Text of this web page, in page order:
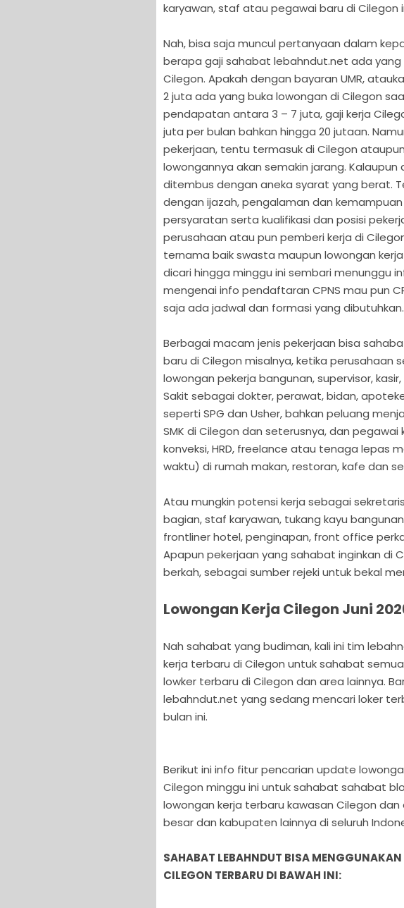
karyawan, staf atau pegawai baru di Cilegon
Nah, bisa saja muncul pertanyaan dalam
berapa gaji sahabat lebahndut.net ada yang
Cilegon. Apakah dengan bayaran UMR,
2 juta ada yang buka lowongan di Cilegon
pendapatan antara 3 – 7 juta, gaji kerja
juta per bulan bahkan hingga 20 jutaan.
pekerjaan, tentu termasuk di Cilegon
lowongannya akan semakin jarang. Kalaupun
ditembus dengan aneka syarat yang berat.
dengan ijazah, pengalaman dan
persyaratan serta kualifikasi dan posisi
perusahaan atau pun pemberi kerja di
ternama baik swasta maupun lowongan kerja
dicari hingga minggu ini sembari menunggu
mengenai info pendaftaran CPNS mau pun
saja ada jadwal dan formasi yang dibutuhkan.
Berbagai macam jenis pekerjaan bisa
baru di Cilegon misalnya, ketika perusahaan
lowongan pekerja bangunan, supervisor,
Sakit sebagai dokter, perawat, bidan,
seperti SPG dan Usher, bahkan peluang
SMK di Cilegon dan seterusnya, dan
konveksi, HRD, freelance atau tenaga lepas
waktu) di rumah makan, restoran, kafe dan
Atau mungkin potensi kerja sebagai
bagian, staf karyawan, tukang kayu
frontliner hotel, penginapan, front office
Apapun pekerjaan yang sahabat inginkan di
berkah, sebagai sumber rejeki untuk bekal
Lowongan Kerja Cilegon Juni
Nah sahabat yang budiman, kali ini tim
kerja terbaru di Cilegon untuk sahabat
lowker terbaru di Cilegon dan area lainnya.
lebahndut.net yang sedang mencari loker
bulan ini.
Berikut ini info fitur pencarian update
Cilegon minggu ini untuk sahabat sahabat
lowongan kerja terbaru kawasan Cilegon
besar dan kabupaten lainnya di seluruh
SAHABAT LEBAHNDUT BISA
CILEGON TERBARU DI BAWAH INI: